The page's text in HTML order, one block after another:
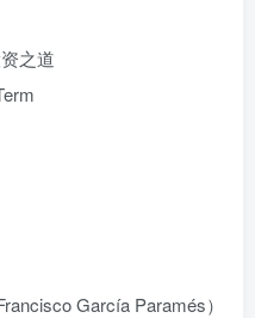
之道
García Paramés）